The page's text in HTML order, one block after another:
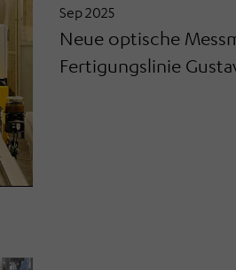
Sep 2025
Neue optische
Fertigungslinie